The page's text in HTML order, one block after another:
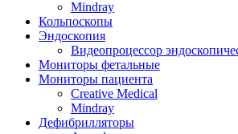
Mindray
Кольпоскопы
Эндоскопия
Видеопроцессор
Мониторы фетальные
Мониторы пациента
Creative Medical
Mindray
Дефибрилляторы